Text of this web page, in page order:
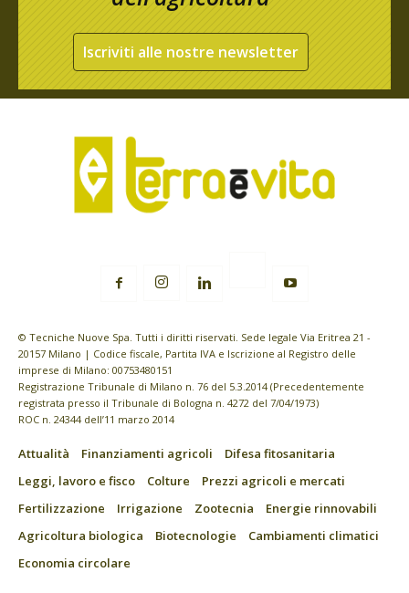
Iscriviti alle nostre newsletter
© Tecniche Nuove Spa. Tutti i diritti riservati. Sede legale Via Eritrea 21 -
20157 Milano | Codice fiscale, Partita IVA e Iscrizione al Registro delle
imprese di Milano: 00753480151
Registrazione Tribunale di Milano n. 76 del 5.3.2014 (Precedentemente
registrata presso il Tribunale di Bologna n. 4272 del 7/04/1973)
ROC n. 24344 dell’11 marzo 2014
Attualità Finanziamenti agricoli
Difesa fitosanitaria
Leggi, lavoro e fisco
Colture
Prezzi agricoli e mercati
Fertilizzazione
Irrigazione Zootecnia
Energie rinnovabili
Agricoltura biologica
Biotecnologie
Cambiamenti climatici
Economia circolare